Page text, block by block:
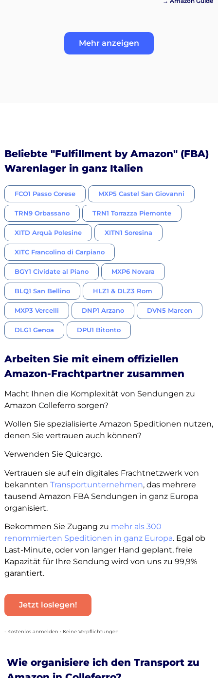
Mehr anzeigen
Beliebte "Fulfillment by Amazon" (FBA)
Warenlager in ganz Italien
FCO1 Passo Corese MXP5 Castel San Giovanni
TRN9 Orbassano TRN1 Torrazza Piemonte
XITD Arquà Polesine XITN1 Soresina
XITC Francolino di Carpiano
BGY1 Cividate al Piano MXP6 Novara
BLQ1 San Bellino HLZ1 & DLZ3 Rom
MXP3 Vercelli DNP1 Arzano DVN5 Marcon
DLG1 Genoa DPU1 Bitonto
Arbeiten Sie mit einem offiziellen
Amazon-Frachtpartner zusammen
Macht Ihnen die Komplexität von Sendungen zu
Amazon Colleferro sorgen?
Wollen Sie spezialisierte Amazon Speditionen nutzen,
denen Sie vertrauen auch können?
Verwenden Sie Quicargo.
Vertrauen sie auf ein digitales Frachtnetzwerk von
bekannten Transportunternehmen, das mehrere
tausend Amazon FBA Sendungen in ganz Europa
organisiert.
Bekommen Sie Zugang zu mehr als 300
renommierten Speditionen in ganz Europa. Egal ob
Last-Minute, oder von langer Hand geplant, freie
Kapazität für Ihre Sendung wird von uns zu 99,9%
garantiert.
Jetzt loslegen!
• Kostenlos anmelden • Keine Verpflichtungen
Wie organisiere ich den Transport zu